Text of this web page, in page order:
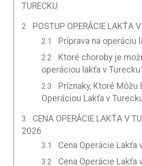
TURECKU
POSTUP OPERÁCIE LAKŤA V
Príprava na operáciu
Ktoré choroby je
operáciou lakťa v
Príznaky, Ktoré Môžu
Operáciou Lakťa v
CENA OPERÁCIE LAKŤA V
2026
Cena Operácie Lakťa
Cena Operácie Lakťa